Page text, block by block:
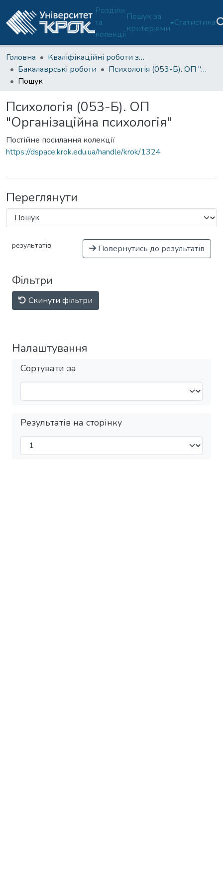
Розділи
та
колекції
Пошук за
критеріями
Статистика
Головна
Кваліфікаційні роботи здобувачів освіти
Бакалаврські роботи
Психологія (053-Б). ОП "Організаційна психологія"
Пошук
Психологія (053-Б). ОП
"Організаційна психологія"
Постійне посилання колекції
https://dspace.krok.edu.ua/handle/krok/1324
Переглянути
результатів Повернутись до результатів
Фільтри
Скинути фільтри
Налаштування
Сортувати за
Результатів на сторінку